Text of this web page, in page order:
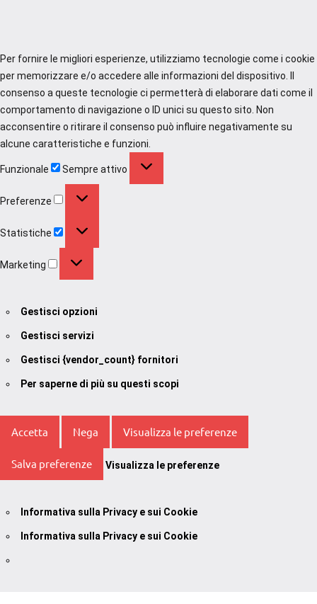
Per fornire le migliori esperienze, utilizziamo tecnologie come i cookie
per memorizzare e/o accedere alle informazioni del dispositivo. Il
consenso a queste tecnologie ci permetterà di elaborare dati come il
comportamento di navigazione o ID unici su questo sito. Non
acconsentire o ritirare il consenso può influire negativamente su
alcune caratteristiche e funzioni.
Funzionale Sempre attivo
Preferenze
Statistiche
Marketing
Gestisci opzioni
Gestisci servizi
Gestisci {vendor_count} fornitori
Per saperne di più su questi scopi
Accetta Nega Visualizza le preferenze
Salva preferenze Visualizza le preferenze
Informativa sulla Privacy e sui Cookie
Informativa sulla Privacy e sui Cookie